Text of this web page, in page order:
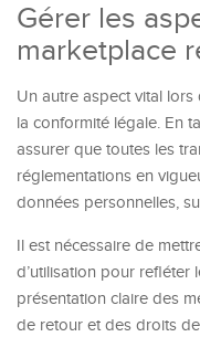
Gérer les
marketplace
Un autre aspect vital
la conformité légale. En
assurer que toutes les
réglementations en
données personnelles,
Il est nécessaire de
d’utilisation pour refléter
présentation claire des
de retour et des droits